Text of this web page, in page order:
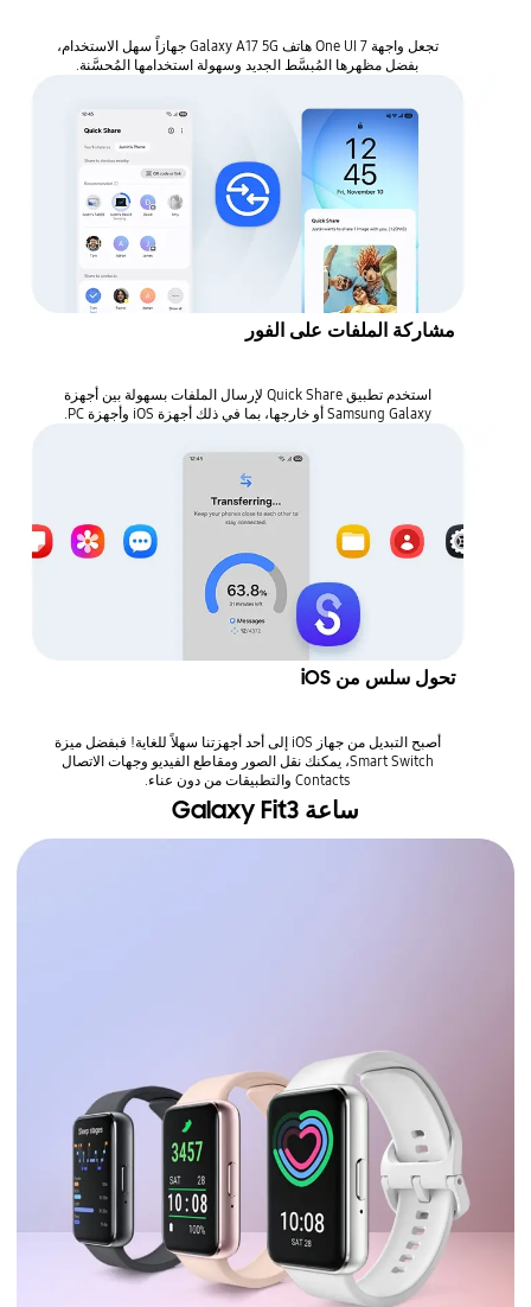
تجعل واجهة One UI 7 هاتف Galaxy A17 5G جهازاً سهل الاستخدام،
بفضل مظهرها المُبسَّط الجديد وسهولة استخدامها المُحسَّنة.
مشاركة الملفات على الفور
استخدم تطبيق Quick Share لإرسال الملفات بسهولة بين أجهزة
Samsung Galaxy أو خارجها، بما في ذلك أجهزة iOS وأجهزة PC.
تحول سلس من iOS
أصبح التبديل من جهاز iOS إلى أحد أجهزتنا سهلاً للغاية! فبفضل ميزة
Smart Switch، يمكنك نقل الصور ومقاطع الفيديو وجهات الاتصال
Contacts والتطبيقات من دون عناء.
ساعة Galaxy Fit3